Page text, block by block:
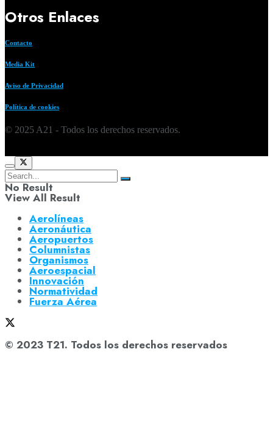
Otros Enlaces
Contacto
Media Kit
Aviso de Privacidad
Política de cookies
© 2025 A21 - Todos los derechos reservados.
No Result
View All Result
Aerolíneas
Aeronáutica
Aeropuertos
Columnistas
Organismos
Aeroespacial
Innovación
Normatividad
Fuerza Aérea
© 2023 T21. Todos los derechos reservados